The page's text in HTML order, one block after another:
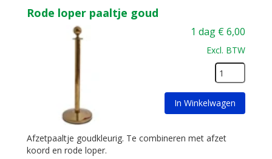
Rode loper paaltje goud
1 dag €6,00
Excl. BTW
In Winkelwagen
Afzetpaaltje goudkleurig. Te combineren met afzet
koord en rode loper.